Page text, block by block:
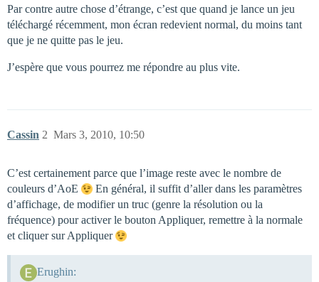
Par contre autre chose d’étrange, c’est que quand je lance un jeu
téléchargé récemment, mon écran redevient normal, du moins tant
que je ne quitte pas le jeu.
J’espère que vous pourrez me répondre au plus vite.
Cassin Mars 3, 2010, 10:50
2
C’est certainement parce que l’image reste avec le nombre de
couleurs d’AoE
En général, il suffit d’aller dans les paramètres
d’affichage, de modifier un truc (genre la résolution ou la
fréquence) pour activer le bouton Appliquer, remettre à la normale
et cliquer sur Appliquer
Erughin: